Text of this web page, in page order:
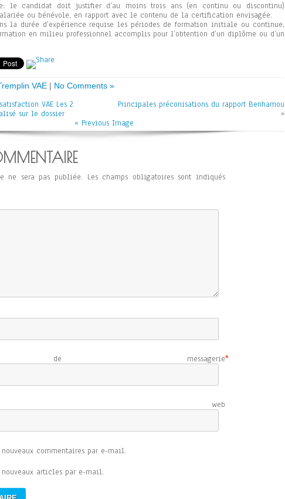
le candidat doit justifier d’au moins trois ans (en continu ou discontinu)
ou bénévole, en rapport avec le contenu de la certification envisagée.
la durée d’expérience requise les périodes de formation initiale ou continue,
en milieu professionnel accomplis pour l’obtention d’un diplôme ou d’un
VAE | No Comments »
VAE Les 2
sur le dossier
Principales préconisations du rapport Benhamou
»
« Previous Image
ne sera pas publiée. Les champs obligatoires sont indiqués
de messagerie*
web
commentaires par e-mail.
articles par e-mail.